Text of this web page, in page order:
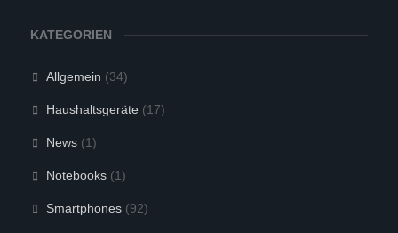
KATEGORIEN
Allgemein (34)
Haushaltsgeräte (17)
News(1)
Notebooks(1)
Smartphones(92)